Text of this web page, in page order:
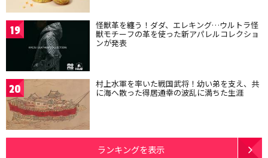
19 怪獣革を纏う！ダダ、エレキング…ウルトラ怪
獣モチーフの革を使った新アパレルコレクショ
ンが発表
20 村上水軍を率いた戦国武将！幼い弟を支え、共
に海へ散った得居通幸の波乱に満ちた生涯
ランキングを表示